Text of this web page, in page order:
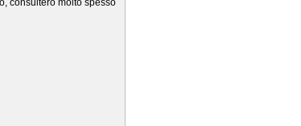
consulterò molto spesso